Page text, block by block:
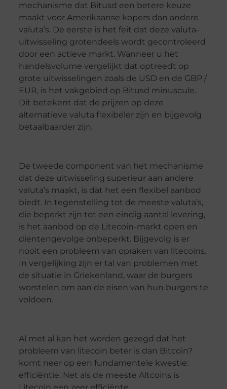
mechanisme dat Bitusd een betere keuze
maakt voor Amerikaanse kopers dan andere
valuta’s. De eerste is het feit dat deze valuta-
uitwisseling grotendeels wordt gecontroleerd
door een actieve markt. Wanneer u het
handelsvolume vergelijkt dat optreedt op
grote uitwisselingen zoals de USD en de GBP /
EUR, is het vakgebied op Bitusd minuscule.
Dit betekent dat de prijzen op deze
alternatieve valuta flexibeler zijn en bijgevolg
betaalbaarder zijn.
De tweede component van het mechanisme
dat deze uitwisseling superieur aan andere
valuta’s maakt, is dat het een flexibel aanbod
biedt. In tegenstelling tot de meeste valuta’s,
die beperkt zijn tot een eindig aantal levering,
is het aanbod op de Litecoin-markt open en
dientengevolge onbeperkt. Bijgevolg is er
nooit een probleem van opraken van litecoins.
In vergelijking zijn er tal van problemen met
de situatie in Griekenland, waar de burgers
worstelen om aan de eisen van hun burgers te
voldoen.
Al met al kan het worden gezegd dat het
probleem van litecoin beter is dan Bitcoin?
komt neer op een fundamentele kwestie:
efficiëntie. Net als de meeste Altcoins is